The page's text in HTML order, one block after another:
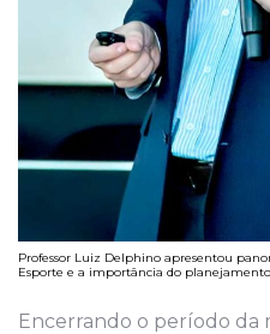
Professor Luiz Delphino apresentou
Esporte e a importância do
Encerrando o período da